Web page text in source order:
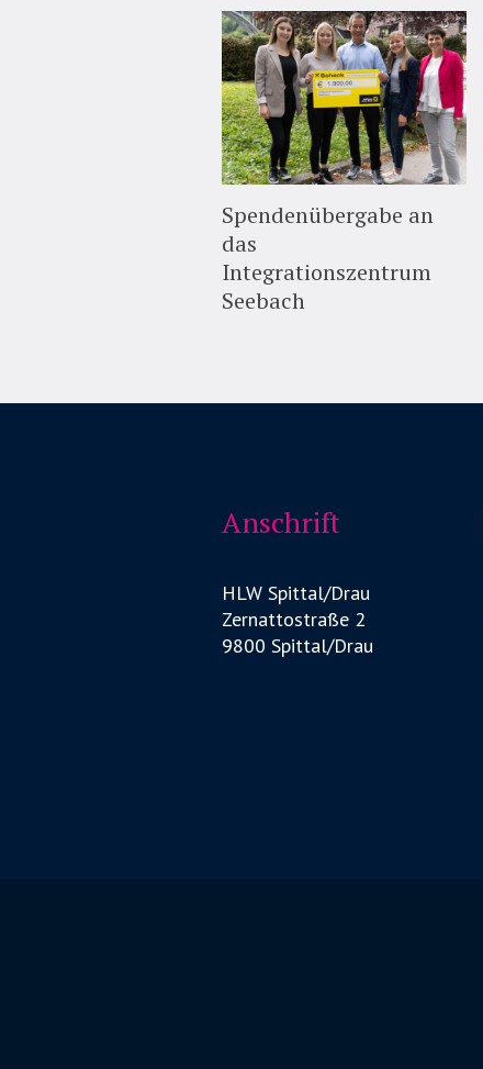
Spendenübergabe an
das
Integrationszentrum
Seebach
Anschrift
HLW Spittal/Drau
Zernattostraße 2
9800 Spittal/Drau